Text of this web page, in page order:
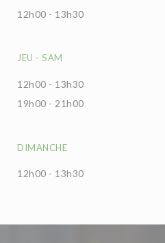
12h00 - 13h30
JEU - SAM
12h00 - 13h30
19h00 - 21h00
DIMANCHE
12h00 - 13h30